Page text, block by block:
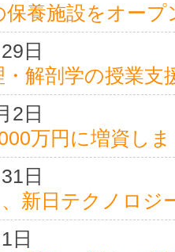
保養施設をオープ
日
・解剖学の授業支
2日
万円に増資し
日
新日テクノロジ
日